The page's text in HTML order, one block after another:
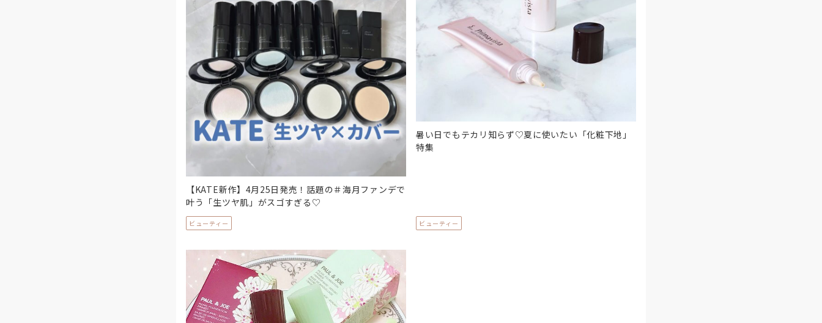
【KATE新作】4月25日発売！話題の＃海月ファンデで
叶う「生ツヤ肌」がスゴすぎる♡
ビューティー
暑い日でもテカリ知らず♡夏に使いたい「化粧下地」
特集
ビューティー